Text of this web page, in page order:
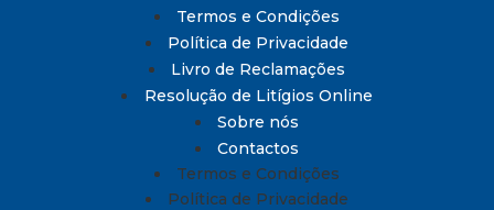
Termos e Condições
Política de Privacidade
Livro de Reclamações
Resolução de Litígios Online
Sobre nós
Contactos
Termos e Condições
Política de Privacidade